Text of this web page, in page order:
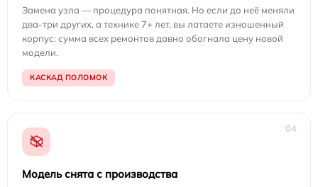
Замена узла — процедура понятная. Но если до неё меняли
два-три других, а технике 7+ лет, вы латаете изношенный
корпус: сумма всех ремонтов давно обогнала цену новой
модели.
КАСКАД ПОЛОМОК
04
Модель снята с производства